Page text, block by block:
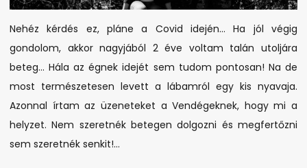
Nehéz kérdés ez, pláne a Covid idején… Ha jól végig
gondolom, akkor nagyjából 2 éve voltam talán utoljára
beteg… Hála az égnek idejét sem tudom pontosan! Na de
most természetesen levett a lábamról egy kis nyavaja.
Azonnal írtam az üzeneteket a Vendégeknek, hogy mi a
helyzet. Nem szeretnék betegen dolgozni és megfertőzni
sem szeretnék senkit!…